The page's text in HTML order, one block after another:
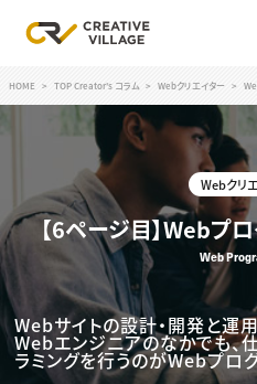
ログイン
RECRUIT
クリエイター求人を探す
CREATIVE JOB求人検索
特集求人
採用説明会
転職支援サービス
CONTENTS
HOME TOP Creator's コラム Webクリエイター
Webクリ
【6ページ目】Webプ
Web
Webサイトの設計・開発と運
Webエンジニアのなかでも、
ラミングを行うのがWebプロ